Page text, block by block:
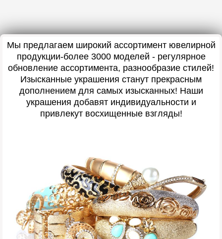
Мы предлагаем широкий ассортимент ювелирной
продукции-более 3000 моделей - регулярное
обновление ассортимента, разнообразие стилей!
Изысканные украшения станут прекрасным
дополнением для самых изысканных! Наши
украшения добавят индивидуальности и
привлекут восхищенные взгляды!